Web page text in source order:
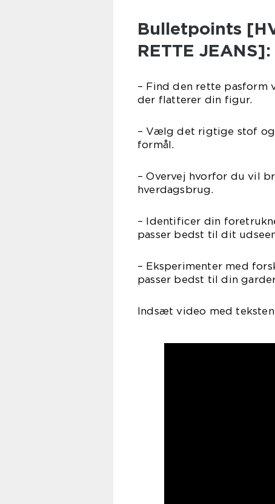
Bulletpoints
RETTE JEANS]:
– Find den rette pasform
der flatterer din figur.
– Vælg det rigtige stof
formål.
– Overvej hvorfor du vil
hverdagsbrug.
– Identificer din
passer bedst til dit
– Eksperimenter med
passer bedst til din
Indsæt video med teksten